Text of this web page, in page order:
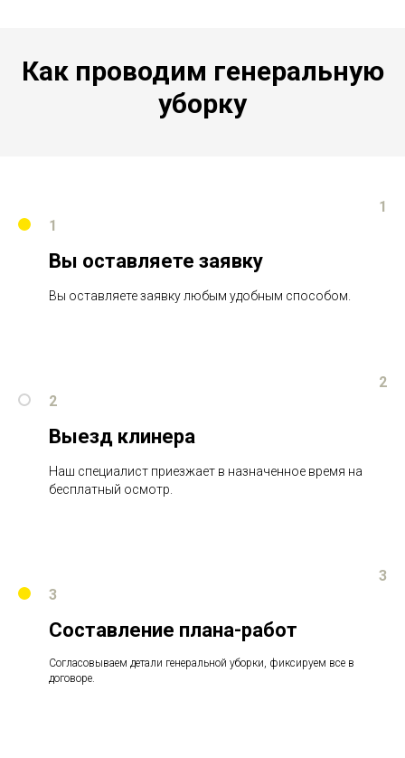
Как проводим генеральную
уборку
1
1
Вы оставляете заявку
Вы оставляете заявку любым удобным способом.
2
2
Выезд клинера
Наш специалист приезжает в назначенное время на
бесплатный осмотр.
3
3
Составление плана-работ
Согласовываем детали генеральной уборки, фиксируем все в
договоре.